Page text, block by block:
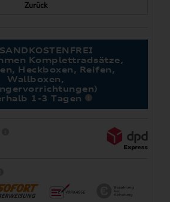
Zurück
Komplettradsätze,
Heckboxen, Reifen,
Wallboxen,
1-3 Tagen